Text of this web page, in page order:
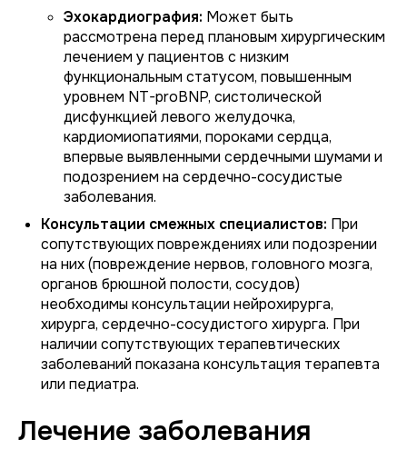
Эхокардиография: Может быть
рассмотрена перед плановым хирургическим
лечением у пациентов с низким
функциональным статусом, повышенным
уровнем NT-proBNP, систолической
дисфункцией левого желудочка,
кардиомиопатиями, пороками сердца,
впервые выявленными сердечными шумами и
подозрением на сердечно-сосудистые
заболевания.
Консультации смежных специалистов: При
сопутствующих повреждениях или подозрении
на них (повреждение нервов, головного мозга,
органов брюшной полости, сосудов)
необходимы консультации нейрохирурга,
хирурга, сердечно-сосудистого хирурга. При
наличии сопутствующих терапевтических
заболеваний показана консультация терапевта
или педиатра.
Лечение заболевания